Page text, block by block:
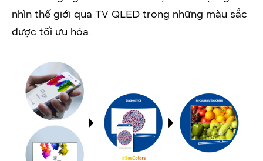
nhìn thế giới qua TV QLED trong những màu sắc
được tối ưu hóa.